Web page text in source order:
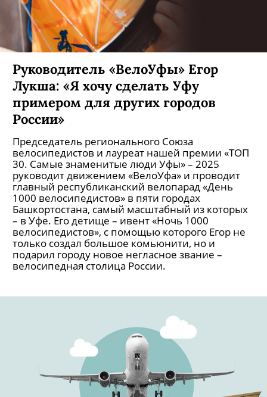
Руководитель «ВелоУфы» Егор
Лукша: «Я хочу сделать Уфу
примером для других городов
Председатель регионального Союза
велосипедистов и лауреат нашей премии «ТОП
30. Самые знаменитые люди Уфы» – 2025
руководит движением «ВелоУфа» и проводит
главный республиканский велопарад «День
1000 велосипедистов» в пяти городах
Башкортостана, самый масштабный из которых
– в Уфе. Его детище – ивент «Ночь 1000
велосипедистов», с помощью которого Егор не
только создал большое комьюнити, но и
подарил городу новое негласное звание –